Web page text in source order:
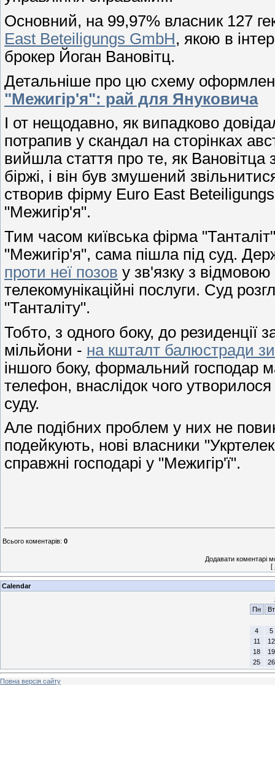
Основний, на 99,97% власник 127
East Beteiligungs GmbH, якою в
брокер Йоган Вановітц.
Детальніше про цю схему
"Межигір'я": рай для Януковича
І от нещодавно, як випадково
потрапив у скандал на сторінках
вийшла стаття про те, як Вановітца
біржі, і він був змушений
створив фірму Euro East
"Межигір'я".
Тим часом київська фірма
"Межигір'я", сама пішла під суд.
проти неї позов у зв'язку з
телекомунікаційні послуги. Суд
"Танталіту".
Тобто, з одного боку, до резиденції
мільйони - на кшталт балюстради
іншого боку, формальний господар
телефон, внаслідок чого
суду.
Але подібних проблем у них не
подейкують, нові власники
справжні господарі у "Межигір'ї".
Всього коментарів: 0
Додавати коментарі
[
Calendar
Пн
Вт
4
5
11
12
18
19
25
26
Повна версія сайту